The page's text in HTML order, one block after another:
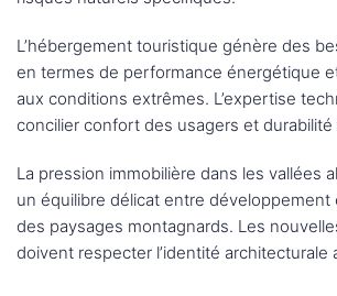
L’hébergement touristique génère des
en termes de performance énergétique
aux conditions extrêmes. L’expertise
concilier confort des usagers et
La pression immobilière dans les vallées
un équilibre délicat entre développement
des paysages montagnards. Les
doivent respecter l’identité architecturale